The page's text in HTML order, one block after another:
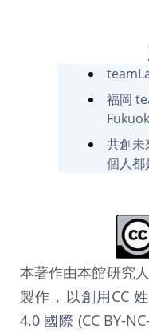
福岡
共創未
個人都
本著作由本館研究
製作，以創用CC
4.0 國際 (CC BY-